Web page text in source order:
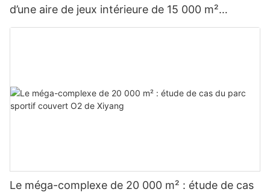
d’une aire de jeux intérieure de 15 000 m²
intitulée « Future Space ».
Le méga-complexe de 20 000 m² : étude de cas